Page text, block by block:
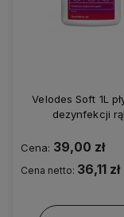
Velodes Soft 1L
dezynfekcji
Cena: 39,00 zł
Cena netto: 36,11 zł